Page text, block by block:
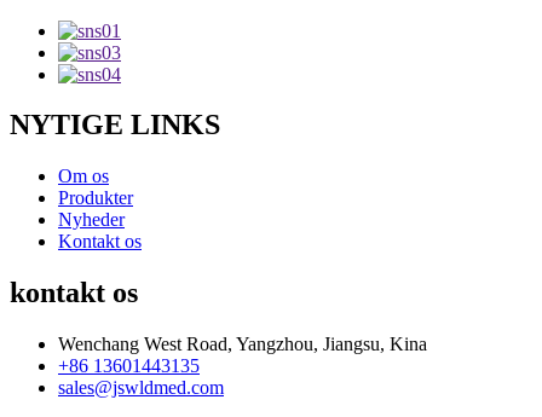
NYTIGE LINKS
Om os
Produkter
Nyheder
Kontakt os
kontakt os
Wenchang West Road, Yangzhou, Jiangsu, Kina
+86 13601443135
sales@jswldmed.com